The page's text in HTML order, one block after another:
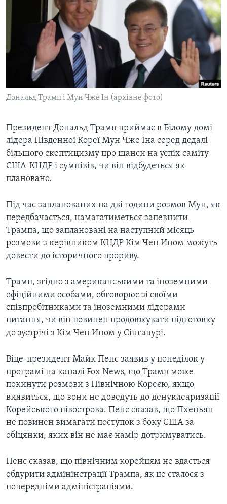
СУСПІЛЬСТВО
ЕКОНОМІКА
ІСТОРІЇ УСПІХУ УКРАЇНЦІВ
ТЕЛЕПРОГРАМИ
ЧАС-TIME
БРИФІНГ ГОЛОСУ АМЕРИКИ
СТУДІЯ ВАШИНГТОН
ВІКНО В АМЕРИКУ
ПОГЛЯД З ВАШИНГТОНА
ENGLISH
Learning English
Мови
Дональд Трамп і Мун Чже Ін (архівне фото)
Президент Дональд Трамп приймає в Білому домі
лідера Південної Кореї Мун Чже Іна серед дедалі
більшого скептицизму про шанси на успіх саміту
США-КНДР і сумнівів, чи він відбудеться як
плановано.
Під час запланованих на дві години розмов Мун, як
передбачається, намагатиметься запевнити
Трампа, що заплановані на наступний місяць
розмови з керівником КНДР Кім Чен Ином можуть
довести до історичного прориву.
Трамп, згідно з американськими та іноземними
офіційними особами, обговорює зі своїми
співпробітниками та іноземними лідерами
питання, чи він повинен продовжувати підготовку
до зустрічі з Кім Чен Ином у Сінгапурі.
Віце-президент Майк Пенс заявив у понеділок у
програмі на каналі Fox News, що Трамп може
покинути розмови з Північною Кореєю, якщо
виявиться, що вони не доведуть до денуклеаризації
Корейського півострова. Пенс сказав, що Пхеньян
не повинен вимагати поступок з боку США за
обіцянки, яких він не має намір дотримуватись.
Пенс сказав, що північним корейцям не вдасться
обдурити адмінінстрації Трампа, як це сталося з
попередніми адміністраціями.